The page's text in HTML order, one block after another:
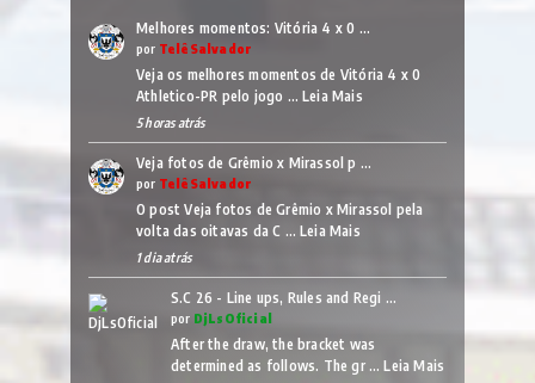
Melhores momentos: Vitória 4 x 0 …
por TelêSalvador
Veja os melhores momentos de Vitória 4 x 0
Athletico-PR pelo jogo … Leia Mais
5 horas atrás
Veja fotos de Grêmio x Mirassol p …
por TelêSalvador
O post Veja fotos de Grêmio x Mirassol pela
volta das oitavas da C … Leia Mais
1 dia atrás
S.C 26 - Line ups, Rules and Regi …
por DjLsOficial
After the draw, the bracket was
determined as follows. The gr …Leia Mais